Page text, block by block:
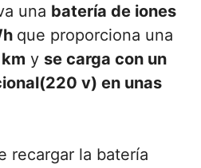
una batería de iones
que proporciona una
y se carga con un
v) en unas
recargar la batería